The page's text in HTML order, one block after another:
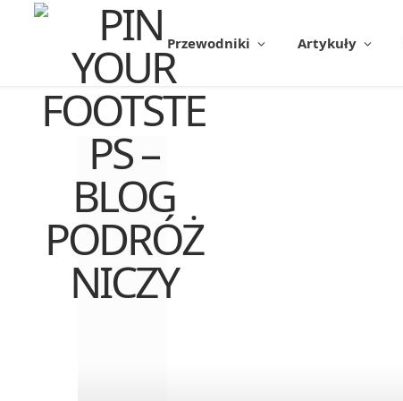
Przewodniki Artykuły